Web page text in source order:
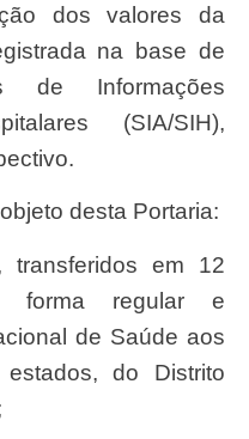
dos valores da
na base de
de Informações
(SIA/SIH),
objeto desta Portaria:
forma regular e
de Saúde aos
do Distrito